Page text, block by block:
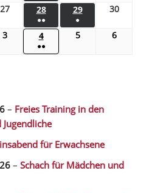
27 28
●●
29
●
30
3 4
●●
5 6
– Freies Training in den
für Erwachsene
– Schach für Mädchen und